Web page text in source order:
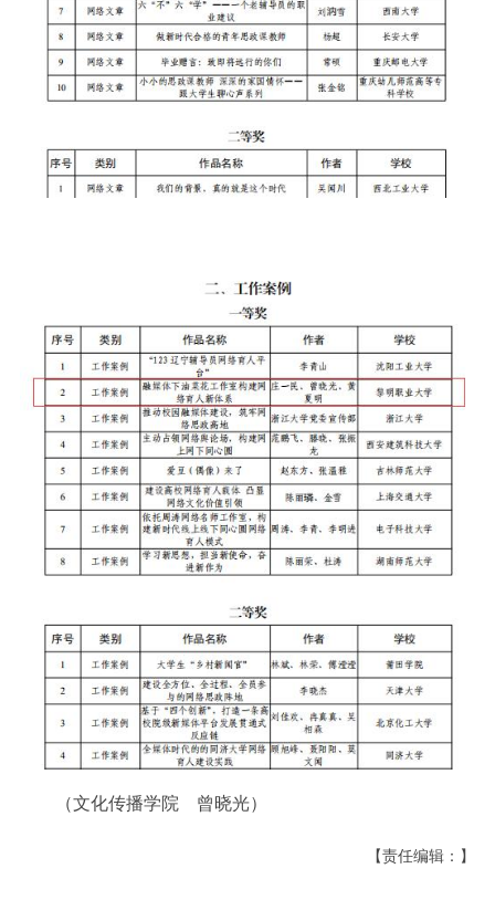
（文化传播学院 曾晓光）
【责任编辑：】